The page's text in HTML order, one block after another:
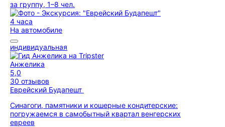
за группу, 1–8 чел.
4 часа
На автомобиле
индивидуальная
Анжелика
5,0
30 отзывов
Еврейский Будапешт
Синагоги, памятники и кошерные кондитерские:
погружаемся в самобытный квартал венгерских
евреев